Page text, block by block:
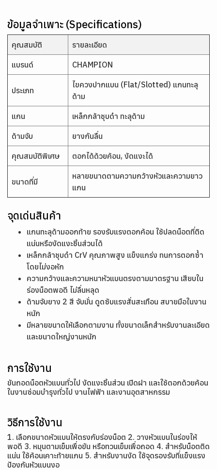
ข้อมูลจำเพาะ (Specifications)
คุณสมบัติ รายละเอียด
แบรนด์ CHAMPION
ประเภท
ไขควงปากแบน (Flat/Slotted) แกนทะลุ
ด้าม
แกน เหล็กกล้าชุบดำ ทะลุด้าม
ด้ามจับ ยางกันลื่น
คุณสมบัติพิเศษ ตอกได้ด้วยค้อน, งัดแงะได้
ขนาดที่มี
หลายขนาดตามความกว้างหัวและความยาว
แกน
จุดเด่นสินค้า
แกนทะลุด้ามออกท้าย รองรับแรงตอกค้อน ใช้ปลดน็อตที่ติด
แน่นหรืองัดแงะชิ้นส่วนได้
เหล็กกล้าชุบดำ CrV คุณภาพสูง แข็งแกร่ง ทนการตอกซ้ำ
โดยไม่งอหัก
ความกว้างและความหนาหัวแบนตรงตามมาตรฐาน เสียบใน
ร่องน็อตพอดี ไม่ลื่นหลุด
ด้ามจับยาง 2 สี จับมั่น ดูดซับแรงสั่นสะเทือน สบายมือในงาน
หนัก
มีหลายขนาดให้เลือกตามงาน ทั้งขนาดเล็กสำหรับงานละเอียด
และขนาดใหญ่งานหนัก
การใช้งาน
ขันถอดน็อตหัวแบนทั่วไป งัดแงะชิ้นส่วน เปิดฝา และใช้ตอกด้วยค้อน
ในงานซ่อมบำรุงทั่วไป งานไฟฟ้า และงานอุตสาหกรรม
วิธีการใช้งาน
1. เลือกขนาดหัวแบนให้ตรงกับร่องน็อต 2. วางหัวแบนในร่องให้
พอดี 3. หมุนตามเข็มเพื่อขัน หรือทวนเข็มเพื่อถอด 4. สำหรับน็อตติด
แน่น ใช้ค้อนเคาะท้ายแกน 5. สำหรับงานงัด ใช้จุดรองรับที่แข็งแรง
ป้องกันหัวแบนงอ